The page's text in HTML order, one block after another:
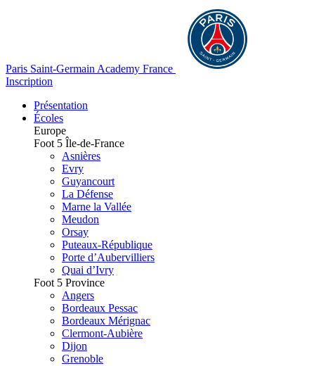
Paris Saint-Germain Academy France
Inscription
Présentation
Écoles
Europe
Foot 5 Île-de-France
Asnières
Evry
Guyancourt
La Défense
Marne la Vallée
Meudon
Orsay
Puteaux-République
Porte d’Aubervilliers
Quai d’Ivry
Foot 5 Province
Angers
Bordeaux Pessac
Bordeaux Mérignac
Clermont-Aubière
Dijon
Grenoble